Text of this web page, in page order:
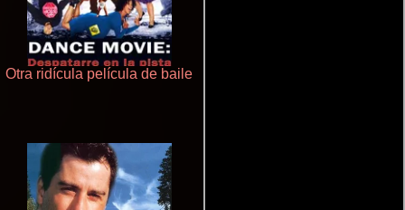
Otra ridícula película de baile